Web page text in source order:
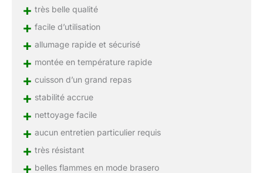
+ très belle qualité
+ facile d’utilisation
+ allumage rapide et sécurisé
+ montée en température rapide
+ cuisson d’un grand repas
+ stabilité accrue
+ nettoyage facile
+ aucun entretien particulier requis
+ très résistant
+ belles flammes en mode brasero